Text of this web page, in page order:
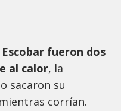
fueron dos
al calor, la
sacaron su
corrían.